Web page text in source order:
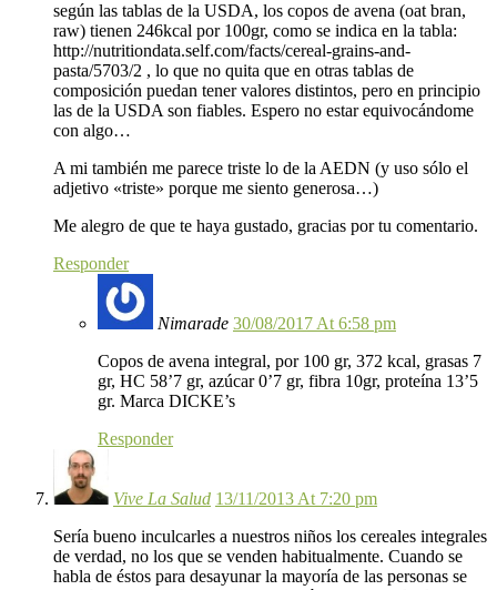
según las tablas de la USDA, los copos de avena (oat bran,
raw) tienen 246kcal por 100gr, como se indica en la tabla:
http://nutritiondata.self.com/facts/cereal-grains-and-
pasta/5703/2 , lo que no quita que en otras tablas de
composición puedan tener valores distintos, pero en principio
las de la USDA son fiables. Espero no estar equivocándome
con algo…
A mi también me parece triste lo de la AEDN (y uso sólo el
adjetivo «triste» porque me siento generosa…)
Me alegro de que te haya gustado, gracias por tu comentario.
Responder
Nimarade 30/08/2017 At 6:58 pm
Copos de avena integral, por 100 gr, 372 kcal, grasas 7
gr, HC 58’7 gr, azúcar 0’7 gr, fibra 10gr, proteína 13’5
gr. Marca DICKE’s
Responder
Vive La Salud 13/11/2013 At 7:20 pm
Sería bueno inculcarles a nuestros niños los cereales integrales
de verdad, no los que se venden habitualmente. Cuando se
habla de éstos para desayunar la mayoría de las personas se